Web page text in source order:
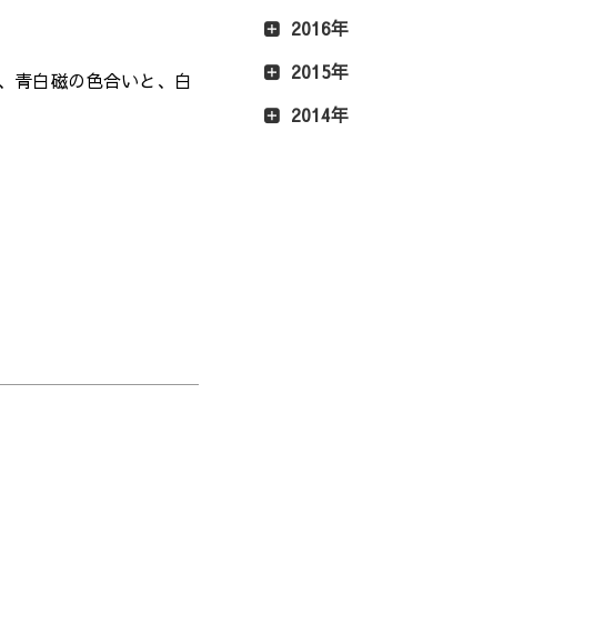
青白磁の色合いと、白
2016年
2015年
2014年